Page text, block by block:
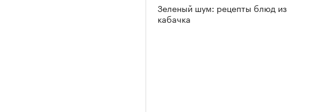
Зеленый шум: рецепты блюд из
кабачка